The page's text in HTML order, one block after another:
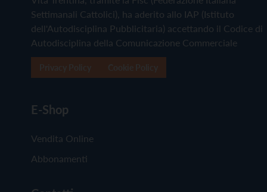
Settimanali Cattolici), ha aderito allo IAP (Istituto
dell'Autodisciplina Pubblicitaria) accettando il Codice di
Autodisciplina della Comunicazione Commerciale
E-Shop
Vendita Online
Abbonamenti